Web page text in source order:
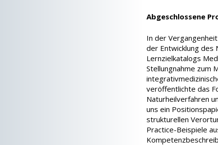
Abgeschlossene
In der
der Entwicklung des
Lernzielkatalogs
Stellungnahme zum
veröffentlichte das
Naturheilverfahren
uns ein
strukturellen
Practice-Beispiele